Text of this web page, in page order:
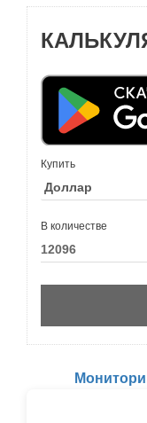
Купить
В количестве